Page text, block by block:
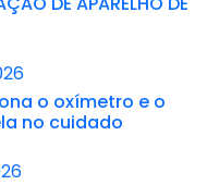
o oxímetro e o
no cuidado